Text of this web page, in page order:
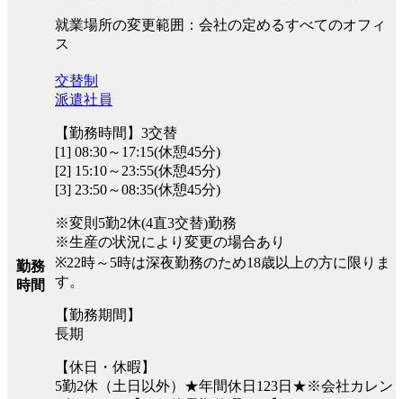
就業場所の変更範囲：会社の定めるすべてのオフィ
ス
勤務
時間
交替制
派遣社員
【勤務時間】3交替
[1] 08:30～17:15(休憩45分)
[2] 15:10～23:55(休憩45分)
[3] 23:50～08:35(休憩45分)
※変則5勤2休(4直3交替)勤務
※生産の状況により変更の場合あり
※22時～5時は深夜勤務のため18歳以上の方に限りま
す。
【勤務期間】
長期
【休日・休暇】
5勤2休（土日以外）★年間休日123日★※会社カレン